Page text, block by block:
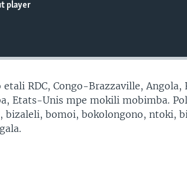
player
etali RDC, Congo-Brazzaville,
Etats-Unis mpe mokili mobimba.
bizaleli, bomoi, bokolongono, ntoki,